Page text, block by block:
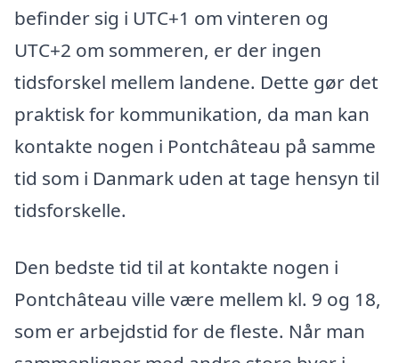
befinder sig i UTC+1 om vinteren og
UTC+2 om sommeren, er der ingen
tidsforskel mellem landene. Dette gør det
praktisk for kommunikation, da man kan
kontakte nogen i Pontchâteau på samme
tid som i Danmark uden at tage hensyn til
tidsforskelle.
Den bedste tid til at kontakte nogen i
Pontchâteau ville være mellem kl. 9 og 18,
som er arbejdstid for de fleste. Når man